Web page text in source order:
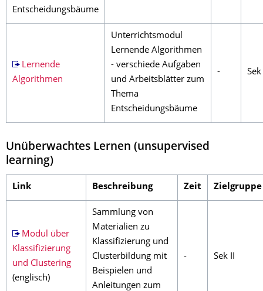
Entscheidungsbäume
Lernende
Algorithmen
Unterrichtsmodul
Lernende Algorithmen
- verschiede Aufgaben
und Arbeitsblätter zum
Thema
Entscheidungsbäume
- Sek
Unüberwachtes Lernen (unsupervised
learning)
Link Beschreibung Zeit Zielgruppe
Modul über
Klassifizierung
und Clustering
(englisch)
Sammlung von
Materialien zu
Klassifizierung und
Clusterbildung mit
Beispielen und
Anleitungen zum
- Sek II